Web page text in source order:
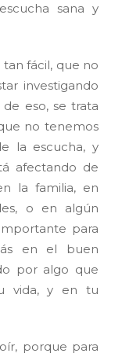
sana y
fácil, que no
investigando
eso, se trata
no tenemos
la escucha, y
afectando de
la familia, en
o en algún
para
en el buen
por algo que
vida, y en tu
porque para